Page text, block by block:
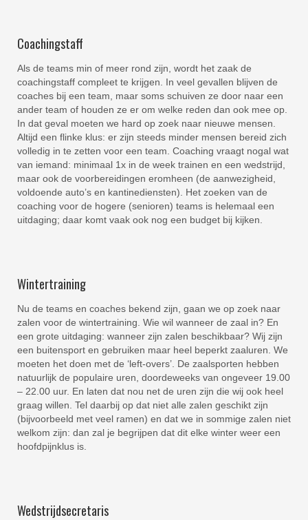
Coachingstaff
Als de teams min of meer rond zijn, wordt het zaak de
coachingstaff compleet te krijgen. In veel gevallen blijven de
coaches bij een team, maar soms schuiven ze door naar een
ander team of houden ze er om welke reden dan ook mee op.
In dat geval moeten we hard op zoek naar nieuwe mensen.
Altijd een flinke klus: er zijn steeds minder mensen bereid zich
volledig in te zetten voor een team. Coaching vraagt nogal wat
van iemand: minimaal 1x in de week trainen en een wedstrijd,
maar ook de voorbereidingen eromheen (de aanwezigheid,
voldoende auto’s en kantinediensten). Het zoeken van de
coaching voor de hogere (senioren) teams is helemaal een
uitdaging; daar komt vaak ook nog een budget bij kijken.
Wintertraining
Nu de teams en coaches bekend zijn, gaan we op zoek naar
zalen voor de wintertraining. Wie wil wanneer de zaal in? En
een grote uitdaging: wanneer zijn zalen beschikbaar? Wij zijn
een buitensport en gebruiken maar heel beperkt zaaluren. We
moeten het doen met de ‘left-overs’. De zaalsporten hebben
natuurlijk de populaire uren, doordeweeks van ongeveer 19.00
– 22.00 uur. En laten dat nou net de uren zijn die wij ook heel
graag willen. Tel daarbij op dat niet alle zalen geschikt zijn
(bijvoorbeeld met veel ramen) en dat we in sommige zalen niet
welkom zijn: dan zal je begrijpen dat dit elke winter weer een
hoofdpijnklus is.
Wedstrijdsecretaris